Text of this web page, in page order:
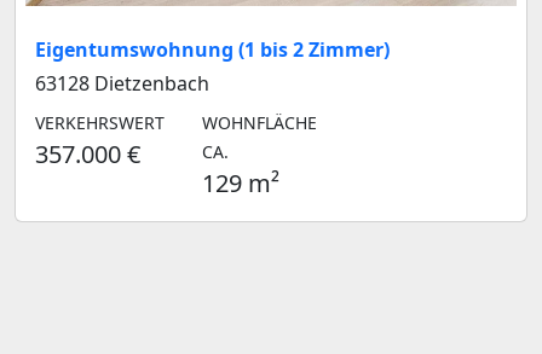
Eigentumswohnung (1 bis 2 Zimmer)
63128 Dietzenbach
VERKEHRSWERT
357.000 €
WOHNFLÄCHE
CA.
129 m²